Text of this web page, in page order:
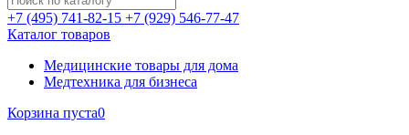
+7 (495) 741-82-15 +7 (929) 546-77-47
Каталог товаров
Медицинские товары для дома
Медтехника для бизнеса
Корзина пуста0